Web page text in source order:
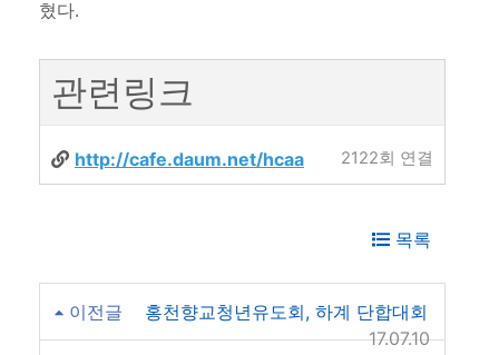
혔다.
관련링크
http://cafe.daum.net/hcaa 2122회 연결
목록
이전글
홍천향교청년유도회, 하계 단합대회
17.07.10